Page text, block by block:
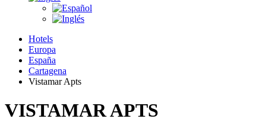
Hotels
Europa
España
Cartagena
Vistamar Apts
VISTAMAR APTS